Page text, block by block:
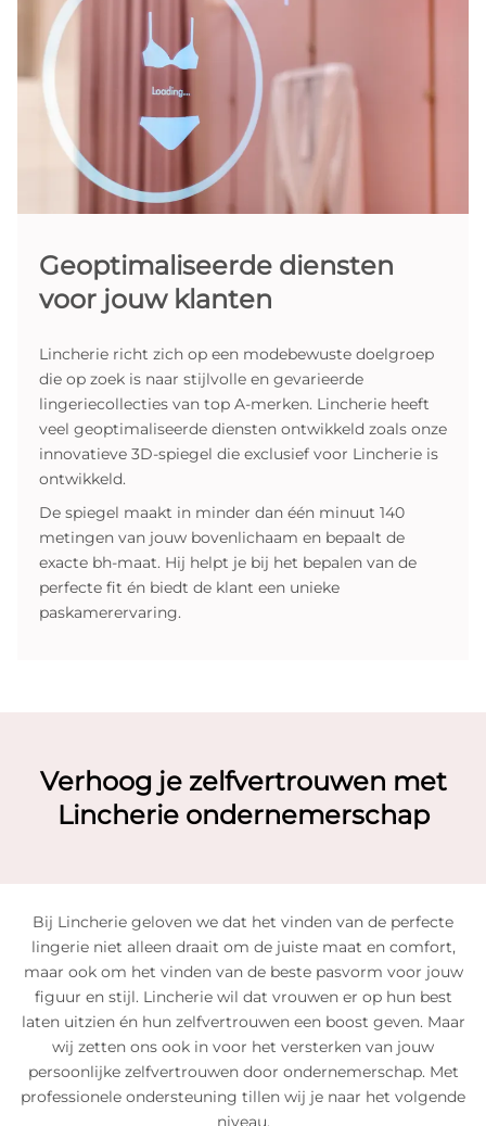
Geoptimaliseerde diensten
voor jouw klanten
Lincherie richt zich op een modebewuste doelgroep
die op zoek is naar stijlvolle en gevarieerde
lingeriecollecties van top A-merken. Lincherie heeft
veel geoptimaliseerde diensten ontwikkeld zoals onze
innovatieve 3D-spiegel die exclusief voor Lincherie is
ontwikkeld.
De spiegel maakt in minder dan één minuut 140
metingen van jouw bovenlichaam en bepaalt de
exacte bh-maat. Hij helpt je bij het bepalen van de
perfecte fit én biedt de klant een unieke
paskamerervaring.
Verhoog je zelfvertrouwen met
Lincherie ondernemerschap
Bij Lincherie geloven we dat het vinden van de perfecte
lingerie niet alleen draait om de juiste maat en comfort,
maar ook om het vinden van de beste pasvorm voor jouw
figuur en stijl. Lincherie wil dat vrouwen er op hun best
laten uitzien én hun zelfvertrouwen een boost geven. Maar
wij zetten ons ook in voor het versterken van jouw
persoonlijke zelfvertrouwen door ondernemerschap. Met
professionele ondersteuning tillen wij je naar het volgende
niveau.